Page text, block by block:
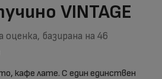
VINTAGE
оценка, базирана на 46
кафе лате. С един единствен